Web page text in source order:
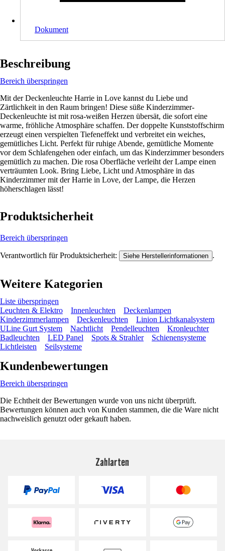
Dokument
Beschreibung
Bereich überspringen
Mit der Deckenleuchte Harrie in Love kannst du Liebe und
Zärtlichkeit in den Raum bringen! Diese süße Kinderzimmer-
Deckenleuchte ist mit rosa-weißen Herzen übersät, die sofort eine
warme, fröhliche Atmosphäre schaffen. Der doppelte Kunststoffschirm
erzeugt einen verspielten Tiefeneffekt und verbreitet ein weiches,
gemütliches Licht. Perfekt für ruhige Abende, gemütliche Momente
vor dem Schlafengehen oder einfach, um das Kinderzimmer besonders
gemütlich zu machen. Die rosa Oberfläche verleiht der Lampe einen
verträumten Look. Bring Liebe, Licht und Atmosphäre in das
Kinderzimmer mit der Harrie in Love, der Lampe, die Herzen
höherschlagen lässt!
Produktsicherheit
Bereich überspringen
Verantwortlich für Produktsicherheit: Siehe Herstellerinformationen .
Weitere Kategorien
Liste überspringen
Leuchten & Elektro
Innenleuchten
Deckenlampen
Kinderzimmerlampen
Deckenleuchten
Linion Lichtkanalsystem
ULine Gurt System
Nachtlicht Pendelleuchten
Kronleuchter
Badleuchten
LED Panel Spots & Strahler
Schienensysteme
Lichtleisten
Seilsysteme
Kundenbewertungen
Bereich überspringen
Die Echtheit der Bewertungen wurde von uns nicht überprüft.
Bewertungen können auch von Kunden stammen, die die Ware nicht
nachweislich genutzt oder gekauft haben.
Zahlarten